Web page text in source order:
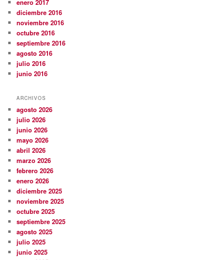
enero 2017
diciembre 2016
noviembre 2016
octubre 2016
septiembre 2016
agosto 2016
julio 2016
junio 2016
ARCHIVOS
agosto 2026
julio 2026
junio 2026
mayo 2026
abril 2026
marzo 2026
febrero 2026
enero 2026
diciembre 2025
noviembre 2025
octubre 2025
septiembre 2025
agosto 2025
julio 2025
junio 2025